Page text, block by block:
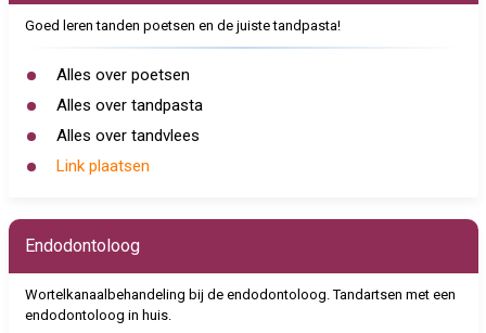
Goed leren tanden poetsen en de juiste tandpasta!
Alles over poetsen
Alles over tandpasta
Alles over tandvlees
Link plaatsen
Endodontoloog
Wortelkanaalbehandeling bij de endodontoloog. Tandartsen met een
endodontoloog in huis.